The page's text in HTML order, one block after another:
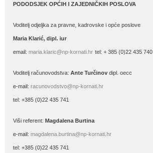
PODODSJEK OPĆIH I ZAJEDNIČKIH POSLOVA
Voditelj odjeljka za pravne, kadrovske i opće poslove
Maria Klarić, dipl. iur
email: maria.klaric@np-kornati.hr tel: + 385 (0)22 435 740
Voditelj računovodstva: Ante Turčinov dipl. oecc
e-mail: racunovodstvo@np-kornati.hr
tel: +385 (0)22 435 741
Viši referent: Magdalena Burtina
e-mail: magdalena.burtina@np-kornati.hr
tel: +385 (0)22 435 741